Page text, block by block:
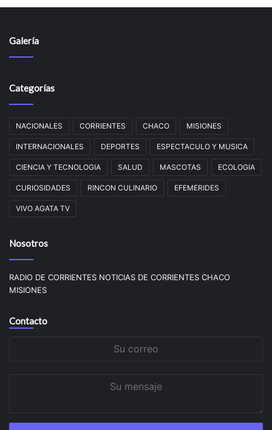
Galería
Categorías
NACIONALES CORRIENTES CHACO MISIONES
INTERNACIONALES DEPORTES ESPECTACULO Y MUSICA
CIENCIA Y TECNOLOGIA SALUD MASCOTAS ECOLOGIA
CURIOSIDADES RINCON CULINARIO EFEMERIDES
VIVO AGATA TV
Nosotros
RADIO DE CORRIENTES NOTICIAS DE CORRIENTES CHACO
MISIONES
Contacto